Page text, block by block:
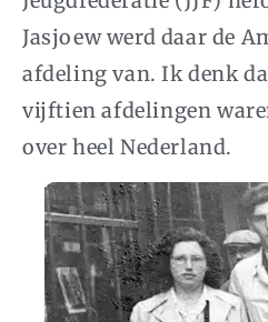
Jasjoew werd daar de
afdeling van. Ik denk
vijftien afdelingen
over heel Nederland.